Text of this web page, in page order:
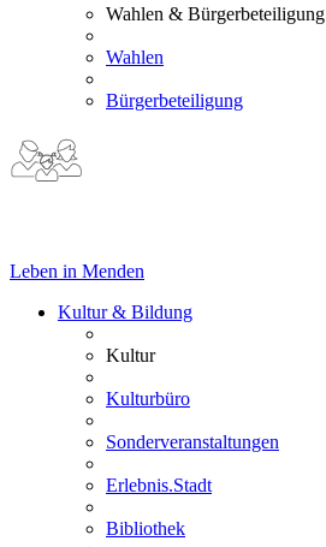
Wahlen & Bürgerbeteiligung
Wahlen
Bürgerbeteiligung
Leben in Menden
Kultur & Bildung
Kultur
Kulturbüro
Sonderveranstaltungen
Erlebnis.Stadt
Bibliothek